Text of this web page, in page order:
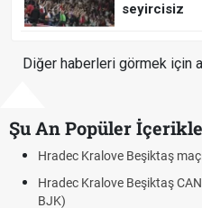
seyircisiz
Diğer haberleri görmek için
Şu An Popüler
Kralove Beşiktaş maçı şifresiz
Kralove Beşiktaş CANLI İZLE